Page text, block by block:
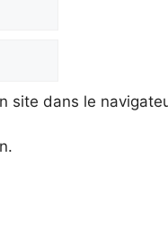
site dans le